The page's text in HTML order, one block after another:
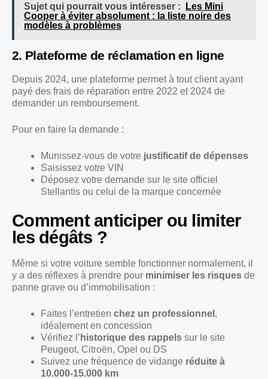
Sujet qui pourrait vous intéresser :
Les Mini
Cooper à éviter absolument : la liste noire des
modèles à problèmes
2. Plateforme de réclamation en ligne
Depuis 2024, une plateforme permet à tout client ayant
payé des frais de réparation entre 2022 et 2024 de
demander un remboursement.
Pour en faire la demande :
Munissez-vous de votre justificatif de dépenses
Saisissez votre VIN
Déposez votre demande sur le site officiel
Stellantis ou celui de la marque concernée
Comment anticiper ou limiter
les dégâts ?
Même si votre voiture semble fonctionner normalement, il
y a des réflexes à prendre pour minimiser les risques de
panne grave ou d’immobilisation :
Faites l’entretien chez un professionnel ,
idéalement en concession
Vérifiez l’ historique des rappels sur le site
Peugeot, Citroën, Opel ou DS
Suivez une fréquence de vidange réduite à
10.000-15.000 km